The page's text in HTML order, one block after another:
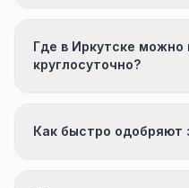
Где в Иркутске можно
круглосуточно?
Как быстро одобряют